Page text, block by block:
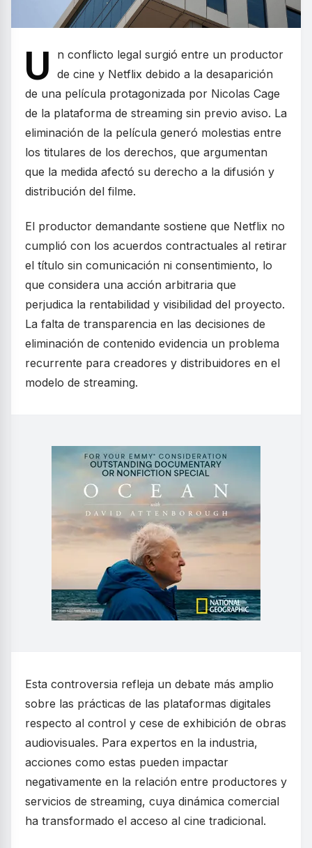
U
n conflicto legal surgió entre un productor
de cine y Netflix debido a la desaparición
de una película protagonizada por Nicolas Cage
de la plataforma de streaming sin previo aviso. La
eliminación de la película generó molestias entre
los titulares de los derechos, que argumentan
que la medida afectó su derecho a la difusión y
distribución del filme.
El productor demandante sostiene que Netflix no
cumplió con los acuerdos contractuales al retirar
el título sin comunicación ni consentimiento, lo
que considera una acción arbitraria que
perjudica la rentabilidad y visibilidad del proyecto.
La falta de transparencia en las decisiones de
eliminación de contenido evidencia un problema
recurrente para creadores y distribuidores en el
modelo de streaming.
Esta controversia refleja un debate más amplio
sobre las prácticas de las plataformas digitales
respecto al control y cese de exhibición de obras
audiovisuales. Para expertos en la industria,
acciones como estas pueden impactar
negativamente en la relación entre productores y
servicios de streaming, cuya dinámica comercial
ha transformado el acceso al cine tradicional.